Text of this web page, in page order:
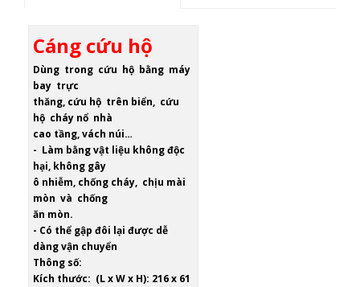
Cáng cứu hộ
Dùng trong cứu hộ bằng máy
bay trực
thăng, cứu hộ trên biển, cứu
hộ cháy nổ nhà
cao tầng, vách núi…
- Làm bằng vật liệu không độc
hại, không gây
ô nhiễm, chống cháy, chịu mài
mòn và chống
ăn mòn.
- Có thể gập đôi lại được dễ
dàng vận chuyển
Thông số:
Kích thước: (L x W x H): 216 x 61